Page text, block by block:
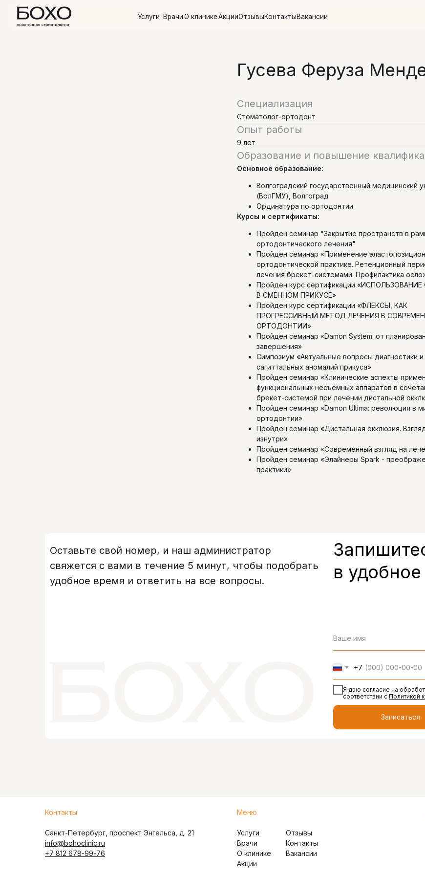
Услуги ВрачиО клиникеАкцииОтзывыКонтактыВакансии
Специализация
Стоматолог-ортодонт
Опыт работы
9 лет
Образование и повышение
Основное образование:
Волгоградский государственный медицинский
(ВолГМУ), Волгоград
Ординатура по ортодонтии
Курсы и сертификаты:
Пройден семинар "Закрытие пространств в
ортодонтического лечения"
Пройден семинар «Применение
ортодонтической практике. Ретенционный
лечения брекет-системами. Профилактика
Пройден курс сертификации
В СМЕННОМ ПРИКУСЕ»
Пройден курс сертификации «ФЛЕКСЫ, КАК
ПРОГРЕССИВНЫЙ МЕТОД ЛЕЧЕНИЯ В
ОРТОДОНТИИ»
Пройден семинар «Damon System: от
завершения»
Симпозиум «Актуальные вопросы диагностики и
сагиттальных аномалий прикуса»
Пройден семинар «Клинические аспекты
функциональных несъемных аппаратов в
брекет-системой при лечении дистальной
Пройден семинар «Damon Ultima: революция в
ортодонтии»
Пройден семинар «Дистальная окклюзия.
изнутри»
Пройден семинар «Современный взгляд на
Пройден семинар «Элайнеры Spark -
практики»
Гусева Феруза
Оставьте свой номер, и наш администратор
свяжется с вами в течение 5 минут, чтобы подобрать
удобное время и ответить на все вопросы.
в
+7
Я даю согласие на
соответствии с Политикой
Записаться
Отзывы
Контакты
Вакансии
Услуги
Врачи
О клинике
Акции
Меню
Санкт-Петербург, проспект Энгельса, д. 21
info@bohoclinic.ru
+7 812 678-99-76
Контакты